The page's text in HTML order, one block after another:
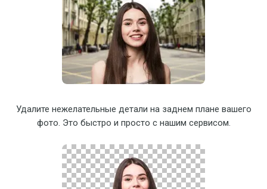
Удалите нежелательные детали на заднем плане вашего
фото. Это быстро и просто с нашим сервисом.